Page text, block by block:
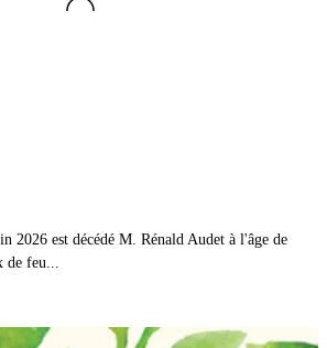
2026 est décédé M. Rénald Audet à l'âge de
de feu...